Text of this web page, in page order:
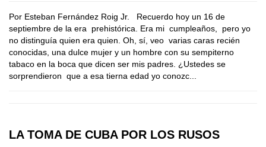
Por Esteban Fernández Roig Jr. Recuerdo hoy un 16 de
septiembre de la era prehistórica. Era mi cumpleaños, pero yo
no distinguía quien era quien. Oh, sí, veo varias caras recién
conocidas, una dulce mujer y un hombre con su sempiterno
tabaco en la boca que dicen ser mis padres. ¿Ustedes se
sorprendieron que a esa tierna edad yo conozc...
LA TOMA DE CUBA POR LOS RUSOS